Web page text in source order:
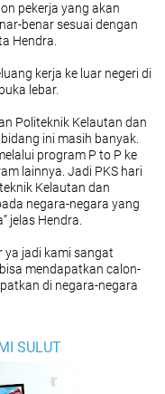
pekerja yang akan
benar sesuai dengan
Hendra.
kerja ke luar negeri di
lebar.
Politeknik Kelautan dan
ini masih banyak.
program P to P ke
lainnya. Jadi PKS hari
Kelautan dan
negara-negara yang
jelas Hendra.
ya jadi kami sangat
mendapatkan calon-
di negara-negara
SULUT